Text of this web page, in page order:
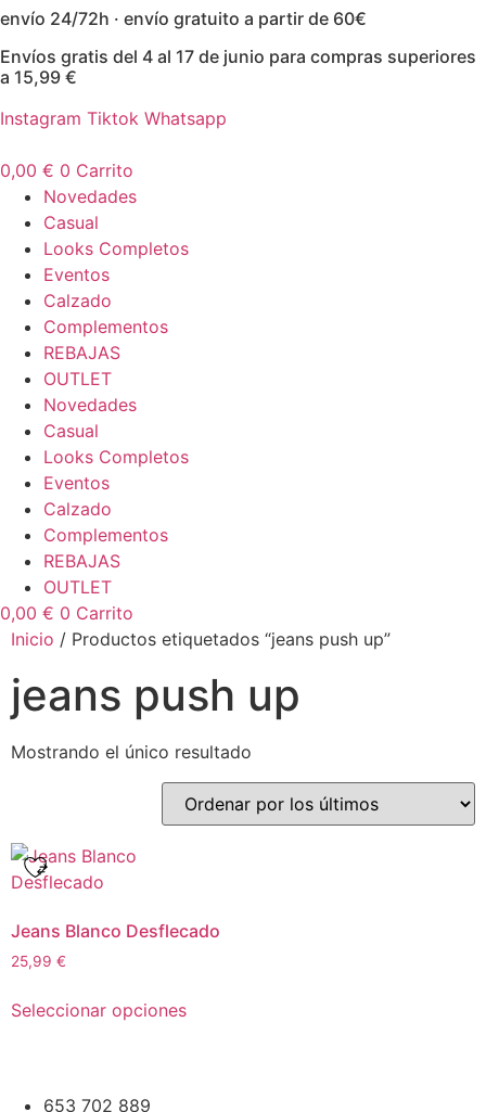
Ir
al
contenido
envío 24/72h · envío gratuito a partir de 60€
Envíos gratis del 4 al 17 de junio para compras superiores
a 15,99 €
Instagram Tiktok Whatsapp
0,00 € 0 Carrito
Novedades
Casual
Looks Completos
Eventos
Calzado
Complementos
REBAJAS
OUTLET
Novedades
Casual
Looks Completos
Eventos
Calzado
Complementos
REBAJAS
OUTLET
0,00 € 0 Carrito
Inicio / Productos etiquetados “jeans push up”
jeans push up
Mostrando el único resultado
Jeans Blanco Desflecado
25,99 €
Seleccionar opcionesproducto
653 702 889